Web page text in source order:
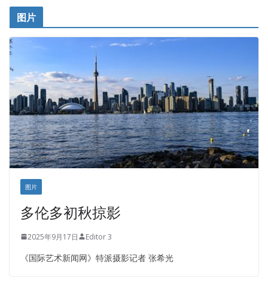
皇后金融集团
铁木尔商业注册服务
图片
图片
多伦多初秋掠影
2025年9月17日 Editor 3
《国际艺术新闻网》特派摄影记者 张希光